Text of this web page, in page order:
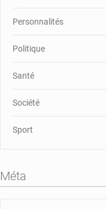
Personnalités
Politique
Santé
Société
Sport
Méta